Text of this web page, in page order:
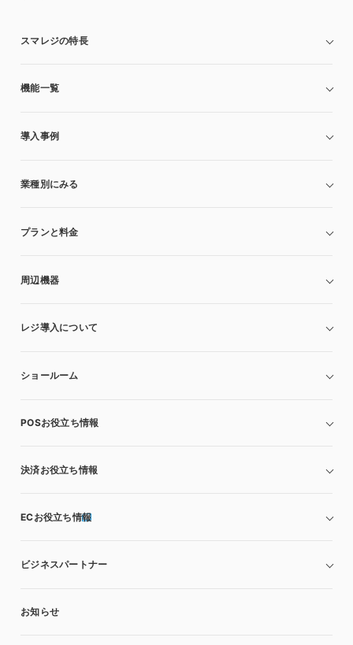
スマレジの特長
機能一覧
導入事例
業種別にみる
プランと料金
周辺機器
レジ導入について
ショールーム
POSお役立ち情報
決済お役立ち情報
ECお役立ち情報
ビジネスパートナー
お知らせ